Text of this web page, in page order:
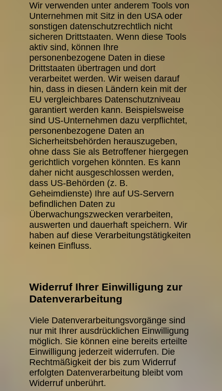
Wir verwenden unter anderem Tools von
Unternehmen mit Sitz in den USA oder
sonstigen datenschutzrechtlich nicht
sicheren Drittstaaten. Wenn diese Tools
aktiv sind, können Ihre
personenbezogene Daten in diese
Drittstaaten übertragen und dort
verarbeitet werden. Wir weisen darauf
hin, dass in diesen Ländern kein mit der
EU vergleichbares Datenschutzniveau
garantiert werden kann. Beispielsweise
sind US-Unternehmen dazu verpflichtet,
personenbezogene Daten an
Sicherheitsbehörden herauszugeben,
ohne dass Sie als Betroffener hiergegen
gerichtlich vorgehen könnten. Es kann
daher nicht ausgeschlossen werden,
dass US-Behörden (z. B.
Geheimdienste) Ihre auf US-Servern
befindlichen Daten zu
Überwachungszwecken verarbeiten,
auswerten und dauerhaft speichern. Wir
haben auf diese Verarbeitungstätigkeiten
keinen Einfluss.
Widerruf Ihrer Einwilligung zur
Datenverarbeitung
Viele Datenverarbeitungsvorgänge sind
nur mit Ihrer ausdrücklichen Einwilligung
möglich. Sie können eine bereits erteilte
Einwilligung jederzeit widerrufen. Die
Rechtmäßigkeit der bis zum Widerruf
erfolgten Datenverarbeitung bleibt vom
Widerruf unberührt.